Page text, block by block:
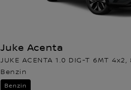
Juke Acenta
JUKE ACENTA 1.0 DIG-T 6MT 4x2,
Benzin
Benzin